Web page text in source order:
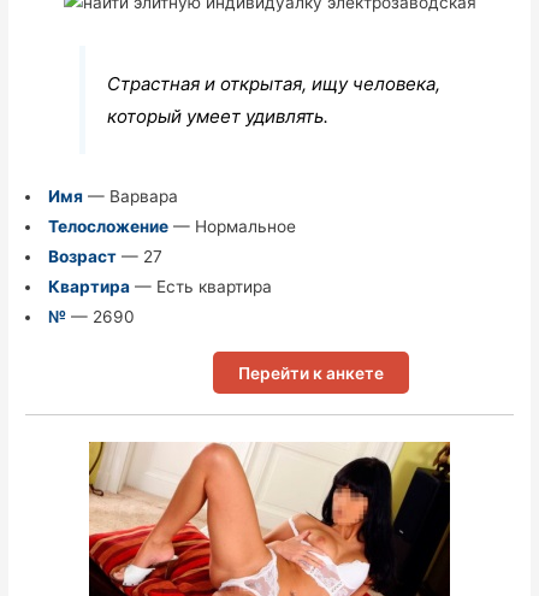
Страстная и открытая, ищу человека,
который умеет удивлять.
Имя— Варвара
Телосложение— Нормальное
Возраст— 27
Квартира— Есть квартира
№— 2690
Перейти к анкете